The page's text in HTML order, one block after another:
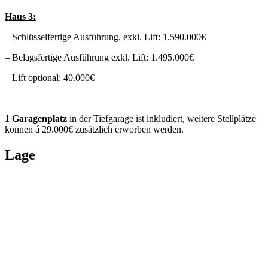
Haus 3:
– Schlüsselfertige Ausführung, exkl. Lift: 1.590.000€
– Belagsfertige Ausführung exkl. Lift: 1.495.000€
– Lift optional: 40.000€
1 Garagenplatz in der Tiefgarage ist inkludiert, weitere Stellplätze
können á 29.000€ zusätzlich erworben werden.
Lage